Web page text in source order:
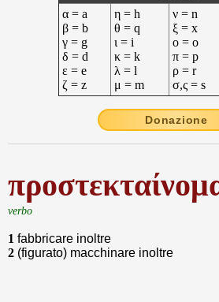
α = a
β = b
γ = g
δ = d
ε = e
ζ = z
η = h
θ = q
ι = i
κ = k
λ = l
μ = m
ν = n
ξ = x
ο = o
π = p
ρ = r
σ,ς = s
Donazione
verbo
1 fabbricare inoltre
2 (figurato) macchinare inoltre